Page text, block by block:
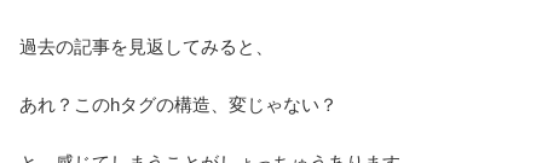
過去の記事を見返してみると、
あれ？このhタグの構造、変じゃない？